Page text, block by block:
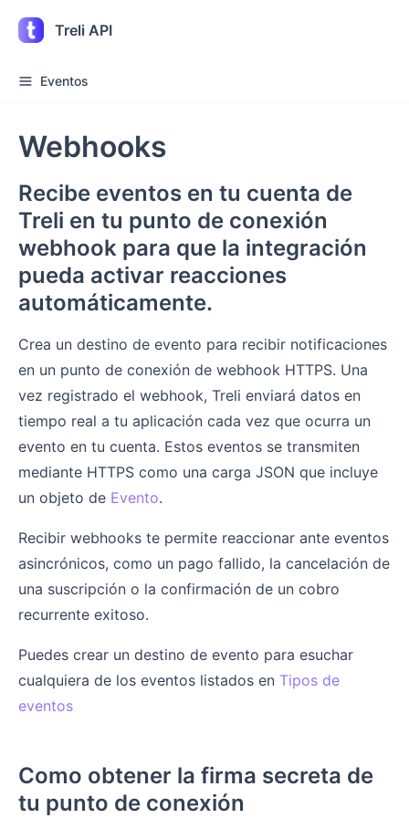
Treli API
Eventos
Webhooks
Recibe eventos en tu cuenta de
Treli en tu punto de conexión
webhook para que la integración
pueda activar reacciones
automáticamente.
Crea un destino de evento para recibir notificaciones
en un punto de conexión de webhook HTTPS. Una
vez registrado el webhook, Treli enviará datos en
tiempo real a tu aplicación cada vez que ocurra un
evento en tu cuenta. Estos eventos se transmiten
mediante HTTPS como una carga JSON que incluye
un objeto de Evento.
Recibir webhooks te permite reaccionar ante eventos
asincrónicos, como un pago fallido, la cancelación de
una suscripción o la confirmación de un cobro
recurrente exitoso.
Puedes crear un destino de evento para esuchar
cualquiera de los eventos listados en Tipos de
eventos
Como obtener la firma secreta de
tu punto de conexión